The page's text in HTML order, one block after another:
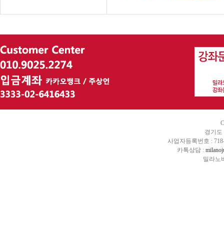
경기도
사업자등록번호 :
카톡상담 :
밀라노